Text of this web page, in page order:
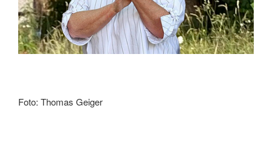
Foto: Thomas Geiger